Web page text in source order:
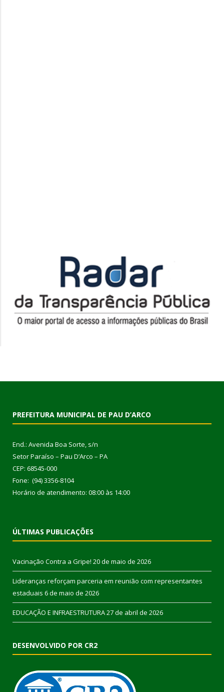
PREFEITURA MUNICIPAL DE PAU D’ARCO
End.: Avenida Boa Sorte, s/n
Setor Paraíso – Pau D’Arco – PA
CEP: 68545-000
Fone: (94) 3356-8104
Horário de atendimento: 08:00 às 14:00
ÚLTIMAS PUBLICAÇÕES
Vacinação Contra a Gripe! 20 de maio de 2026
Lideranças reforçam parceria em reunião com representantes
estaduais 6 de maio de 2026
EDUCAÇÃO E INFRAESTRUTURA27 de abril de 2026
DESENVOLVIDO POR CR2